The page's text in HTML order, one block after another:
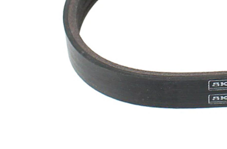
SVHC
Malzeme
özellikleri
Kayış
malzemesi
(Etilen
Propilen